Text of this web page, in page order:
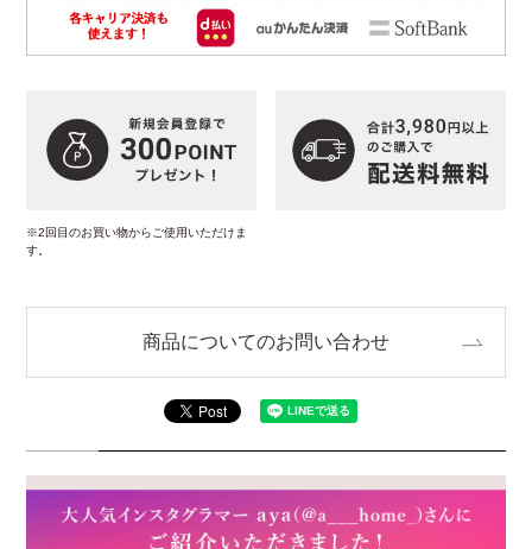
※2回目のお買い物からご使用いただけま
す。
商品についてのお問い合わせ